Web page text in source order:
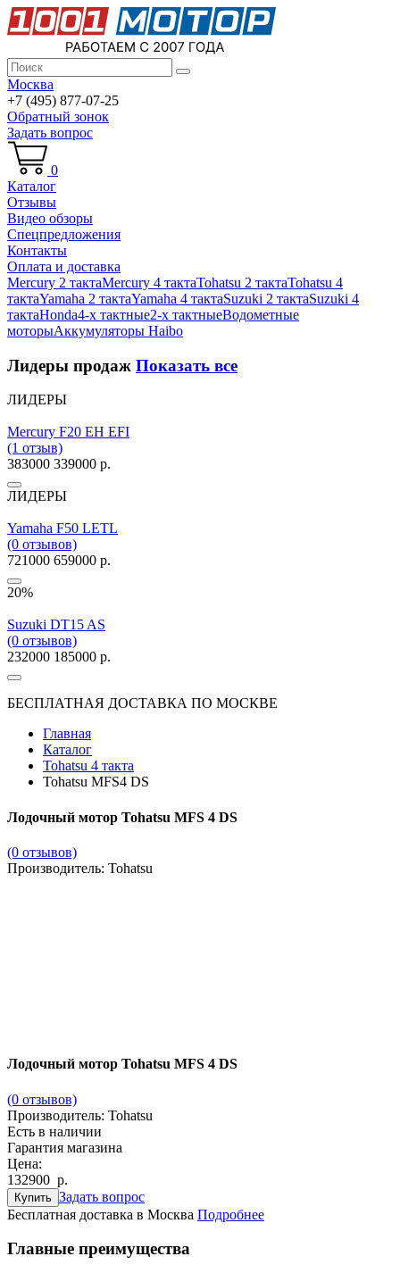
Москва
+7 (495) 877-07-25
Обратный зонок
Задать вопрос
0
Каталог
Отзывы
Видео обзоры
Спецпредложения
Контакты
Оплата и доставка
Mercury 2 тактаMercury 4 тактаTohatsu 2 тактаTohatsu 4
тактаYamaha 2 тактаYamaha 4 тактаSuzuki 2 тактаSuzuki 4
тактаHonda4-х тактные2-х тактныеВодометные
моторыАккумуляторы Haibo
Лидеры продаж Показать все
ЛИДЕРЫ
Mercury F20 EH EFI
(1 отзыв)
383000 339000 р.
ЛИДЕРЫ
Yamaha F50 LETL
(0 отзывов)
721000 659000 р.
20%
Suzuki DT15 AS
(0 отзывов)
232000 185000 р.
БЕСПЛАТНАЯ ДОСТАВКА ПО МОСКВЕ
Главная
Каталог
Tohatsu 4 такта
Tohatsu MFS4 DS
Лодочный мотор Tohatsu MFS 4 DS
(0 отзывов)
Производитель: Tohatsu
Лодочный мотор Tohatsu MFS 4 DS
(0 отзывов)
Производитель: Tohatsu
Есть в наличии
Гарантия магазина
Цена:
132900 р.
Купить Задать вопрос
Бесплатная доставка в Москва Подробнее
Главные преимущества